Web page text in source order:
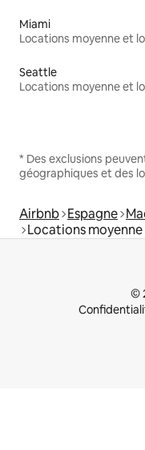
Miami
Seattle
* Des exclusions
géographiques et des
Airbnb Espagne
Locations
©